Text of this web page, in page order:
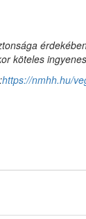
köteles
https://nmhh.hu/